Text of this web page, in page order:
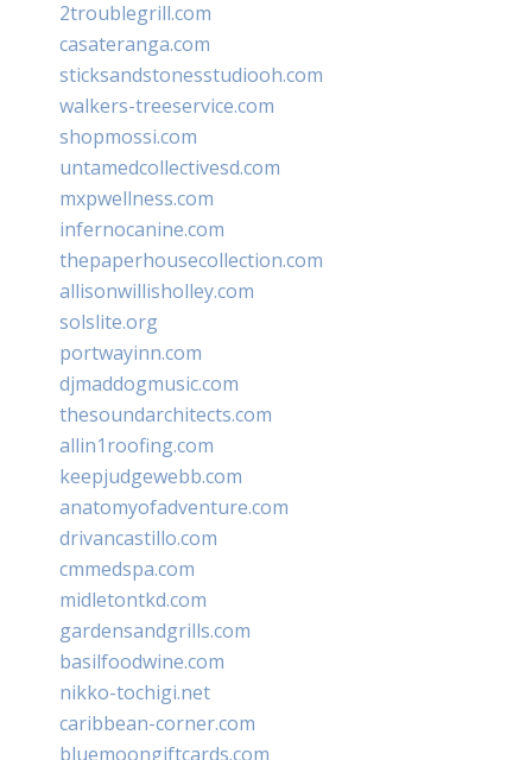
2troublegrill.com
casateranga.com
sticksandstonesstudiooh.com
walkers-treeservice.com
shopmossi.com
untamedcollectivesd.com
mxpwellness.com
infernocanine.com
thepaperhousecollection.com
allisonwillisholley.com
solslite.org
portwayinn.com
djmaddogmusic.com
thesoundarchitects.com
allin1roofing.com
keepjudgewebb.com
anatomyofadventure.com
drivancastillo.com
cmmedspa.com
midletontkd.com
gardensandgrills.com
basilfoodwine.com
nikko-tochigi.net
caribbean-corner.com
bluemoongiftcards.com